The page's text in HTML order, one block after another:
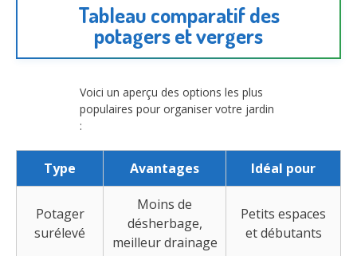
Tableau comparatif des
potagers et vergers
Voici un aperçu des options les plus
populaires pour organiser votre jardin
:
Type Avantages Idéal pour
Potager
surélevé
Moins de
désherbage,
meilleur drainage
Petits espaces
et débutants